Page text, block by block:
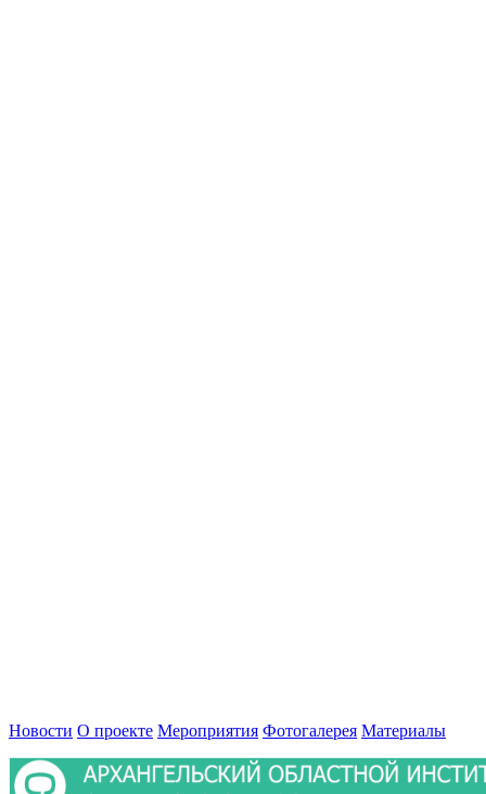
Новости О проекте Мероприятия Фотогалерея Материалы